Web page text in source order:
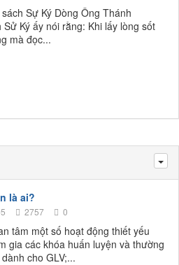
Sự Ký Dòng Ông Thánh
Ký ấy nói rằng: Khi lấy lòng sốt
mà đọc...
là ai?
2757 0
tâm một số hoạt động thiết yếu
gia các khóa huấn luyện và thường
cho GLV;...